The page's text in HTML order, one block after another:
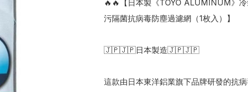
🔥🔥【日本製《TOYO ALUMINUM》
污隔菌抗病毒防塵過濾網（1枚入）】
🇯🇵🇯🇵日本製造🇯🇵🇯🇵
這款由日本東洋鋁業旗下品牌研發的抗